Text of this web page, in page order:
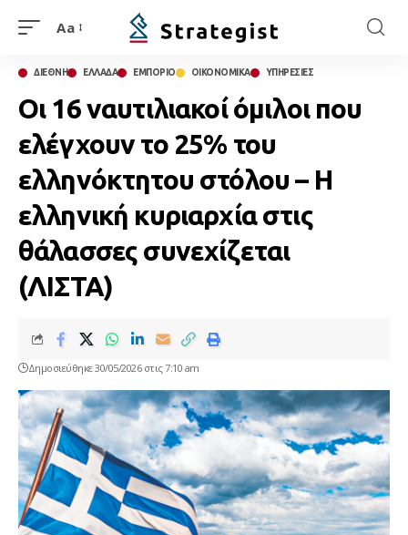
Aa
ΔΙΕΘΝΗ ΕΛΛΑΔΑ ΕΜΠΟΡΙΟ ΟΙΚΟΝΟΜΙΚΑ ΥΠΗΡΕΣΙΕΣ
Οι 16 ναυτιλιακοί όμιλοι που
ελέγχουν το 25% του
ελληνόκτητου στόλου – Η
ελληνική κυριαρχία στις
θάλασσες συνεχίζεται
(ΛΙΣΤΑ)
Δημοσιεύθηκε 30/05/2026 στις 7:10 am